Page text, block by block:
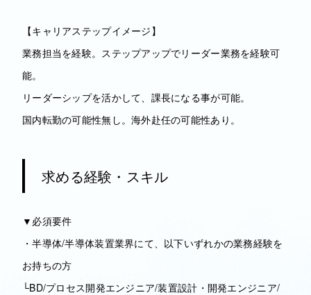
【キャリアステップイメージ】
業務担当を経験。ステップアップでリーダー業務を経験可
能。
リーダーシップを活かして、課長になる事が可能。
国内転勤の可能性無し。海外赴任の可能性あり。
求める経験・スキル
▼必須要件
・半導体/半導体装置業界にて、以下いずれかの業務経験を
お持ちの方
└BD/プロセス開発エンジニア/装置設計・開発エンジニア/